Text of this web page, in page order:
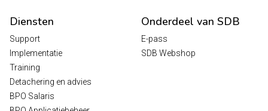
Diensten
Support
Implementatie
Training
Detachering en advies
BPO Salaris
Onderdeel van SDB
E-pass
SDB Webshop